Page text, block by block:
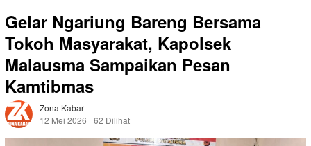
Gelar Ngariung Bareng Bersama
Tokoh Masyarakat, Kapolsek
Malausma Sampaikan Pesan
Kamtibmas
Zona Kabar
12 Mei 2026
62 Dilihat